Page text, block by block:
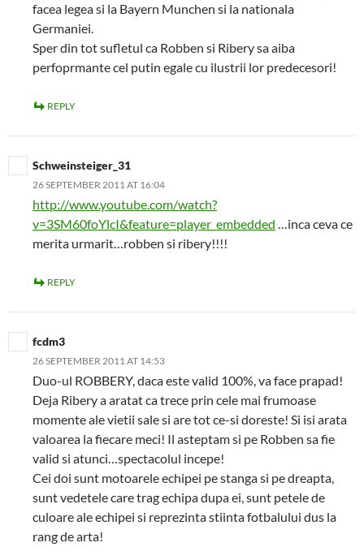
facea legea si la Bayern Munchen si la nationala
Germaniei.
Sper din tot sufletul ca Robben si Ribery sa aiba
perfoprmante cel putin egale cu ilustrii lor predecesori!
REPLY
Schweinsteiger_31
26 SEPTEMBER 2011 AT 16:04
http://www.youtube.com/watch?
v=3SM60foYlcI&feature=player_embedded …inca ceva ce
merita urmarit…robben si ribery!!!!
REPLY
fcdm3
26 SEPTEMBER 2011 AT 14:53
Duo-ul ROBBERY, daca este valid 100%, va face prapad!
Deja Ribery a aratat ca trece prin cele mai frumoase
momente ale vietii sale si are tot ce-si doreste! Si isi arata
valoarea la fiecare meci! Il asteptam si pe Robben sa fie
valid si atunci…spectacolul incepe!
Cei doi sunt motoarele echipei pe stanga si pe dreapta,
sunt vedetele care trag echipa dupa ei, sunt petele de
culoare ale echipei si reprezinta stiinta fotbalului dus la
rang de arta!